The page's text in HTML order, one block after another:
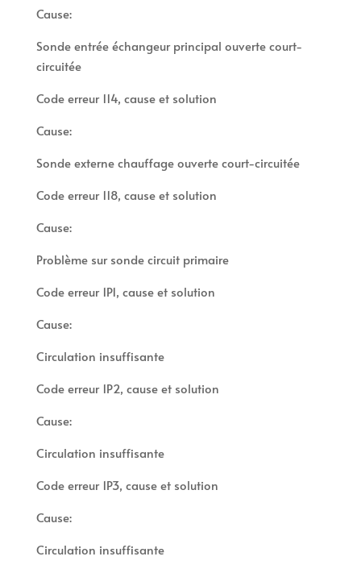
Cause:
Sonde entrée échangeur principal ouverte court-
circuitée
Code erreur 114, cause et solution
Cause:
Sonde externe chauffage ouverte court-circuitée
Code erreur 118, cause et solution
Cause:
Problème sur sonde circuit primaire
Code erreur 1P1, cause et solution
Cause:
Circulation insuffisante
Code erreur 1P2, cause et solution
Cause:
Circulation insuffisante
Code erreur 1P3, cause et solution
Cause:
Circulation insuffisante